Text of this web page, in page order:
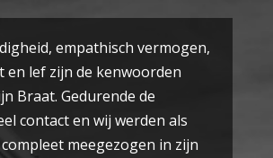
empathisch vermogen,
en lef zijn de kenwoorden
Braat. Gedurende de
contact en wij werden als
meegezogen in zijn